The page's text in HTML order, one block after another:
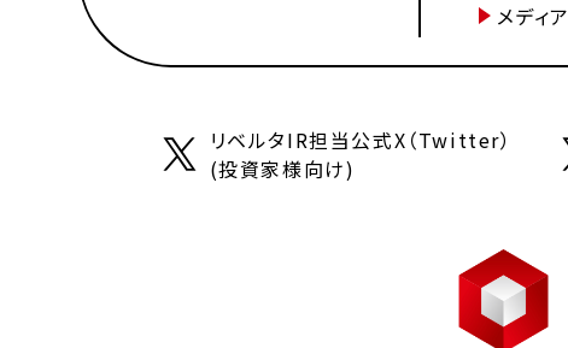
メディ
リベルタIR担当公式X（Twitter）
(投資家様向け)